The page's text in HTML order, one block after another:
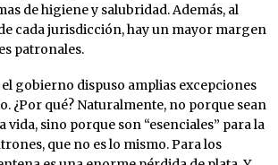
de higiene y salubridad. Además, al
cada jurisdicción, hay un mayor margen
patronales.
gobierno dispuso amplias excepciones
¿Por qué? Naturalmente, no porque sean
vida, sino porque son “esenciales” para la
que no es lo mismo. Para los